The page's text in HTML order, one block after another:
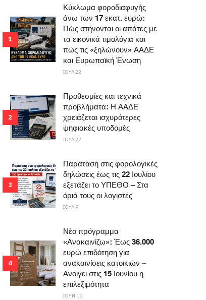
1
Κύκλωμα φοροδιαφυγής
άνω των 17 εκατ. ευρώ:
Πώς στήνονται οι απάτες με
τα εικονικά τιμολόγια και
πώς τις «ξηλώνουν» ΑΑΔΕ
και Ευρωπαϊκή Ένωση
ΙΟΥΛ 22
2
Προθεσμίες και τεχνικά
προβλήματα: Η ΑΑΔΕ
χρειάζεται ισχυρότερες
ψηφιακές υποδομές
ΙΟΥΛ 22
3
Παράταση στις φορολογικές
δηλώσεις έως τις 22 Ιουλίου
εξετάζει το ΥΠΕΘΟ – Στα
όριά τους οι λογιστές
ΙΟΥΛ 9
4
Νέο πρόγραμμα
«Ανακαινίζω»: Έως 36.000
ευρώ επιδότηση για
ανακαινίσεις κατοικιών –
Ανοίγει στις 15 Ιουνίου η
επιλεξιμότητα
ΙΟΥΝ 10